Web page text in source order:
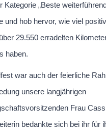
Kategorie „Beste
und hob hervor, wie viel
29.550 erradelten
haben.
war auch der feierliche
unsere langjährigen
Frau
bedankte sich bei ihr für